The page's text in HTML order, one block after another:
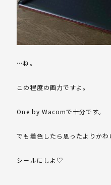
…ね。
この程度の画力ですよ。
One by Wacomで十分です。
でも着色したら思ったよりかわ
シールにしよ♡